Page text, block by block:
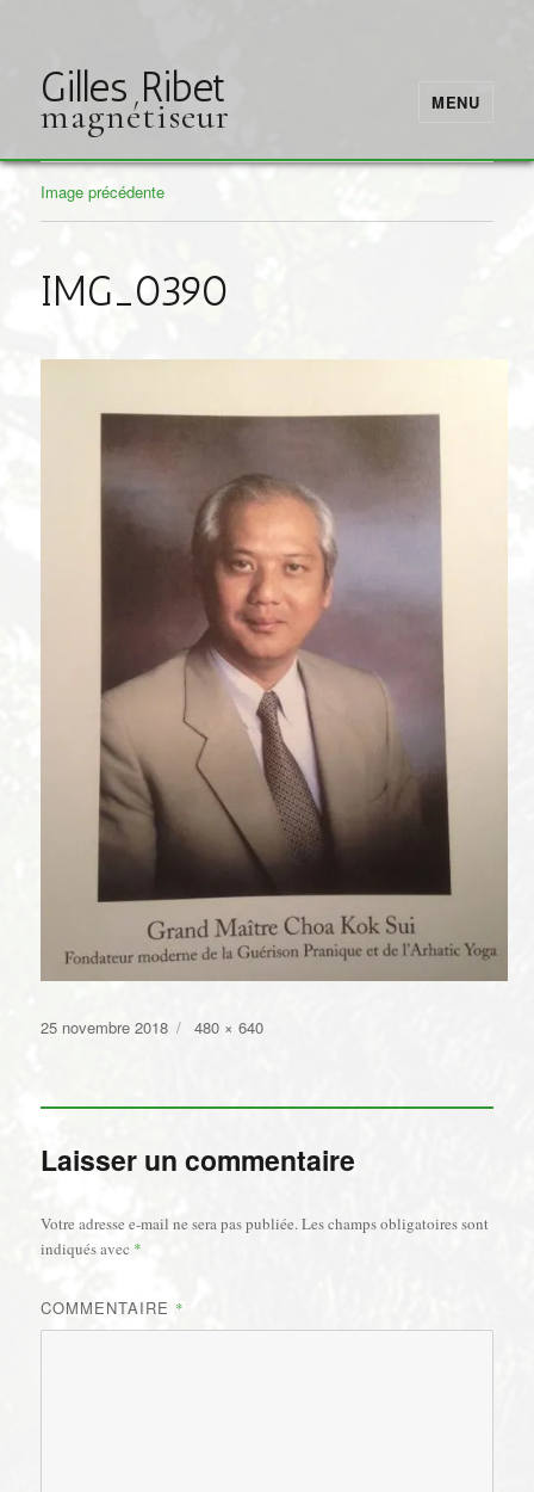
Gilles Ribet
magnétiseur MENU
Image précédente
IMG_0390
Publié
25 novembre 2018
Taille
480 × 640
Laisser un commentaire
Votre adresse e-mail ne sera pas publiée.Les champs obligatoires sont
indiqués avec *
COMMENTAIRE *